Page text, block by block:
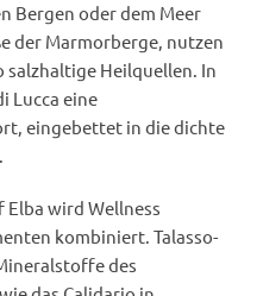
Bergen oder dem Meer
der Marmorberge, nutzen
Heilquellen. In
Lucca eine
eingebettet in die dichte
wird Wellness
kombiniert. Talasso-
des